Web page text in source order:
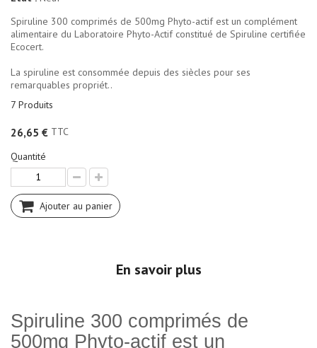
Spiruline 300 comprimés de 500mg Phyto-actif est un complément
alimentaire du Laboratoire Phyto-Actif constitué de Spiruline certifiée
Ecocert.
La spiruline est consommée depuis des siècles pour ses
remarquables propriét..
7 Produits
26,65 € TTC
Quantité
Ajouter au panier
En savoir plus
Spiruline 300 comprimés de
500mg Phyto-actif est un